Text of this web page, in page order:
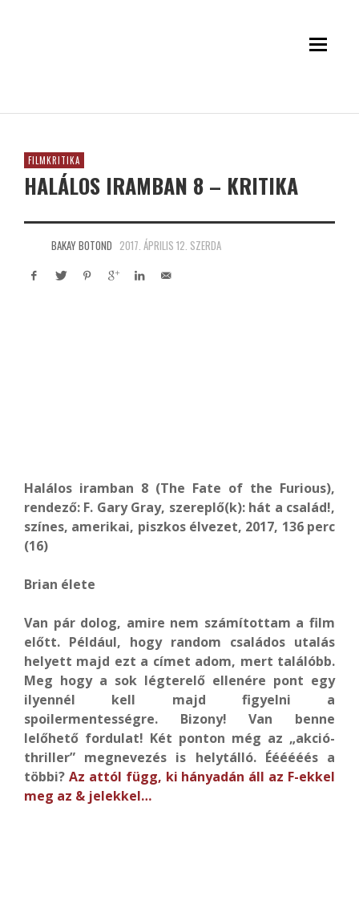
FILMKRITIKA
HALÁLOS IRAMBAN 8 – KRITIKA
BAKAY BOTOND 2017. ÁPRILIS 12. SZERDA
Halálos iramban 8 (The Fate of the Furious),
rendező: F. Gary Gray, szereplő(k): hát a család!,
színes, amerikai, piszkos élvezet, 2017, 136 perc
(16)
Brian élete
Van pár dolog, amire nem számítottam a film
előtt. Például, hogy random családos utalás
helyett majd ezt a címet adom, mert találóbb.
Meg hogy a sok légterelő ellenére pont egy
ilyennél kell majd figyelni a
spoilermentességre. Bizony! Van benne
lelőhető fordulat! Két ponton még az „akció-
thriller” megnevezés is helytálló. Éééééés a
többi? Az attól függ, ki hányadán áll az F-ekkel
meg az & jelekkel…